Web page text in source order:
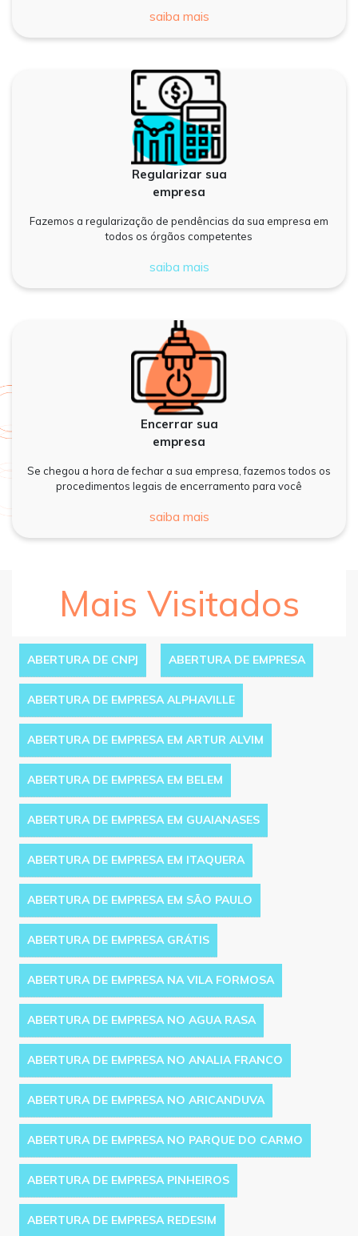
saiba mais
Regularizar sua
empresa
Fazemos a regularização de pendências da sua empresa em
todos os órgãos competentes
saiba mais
Encerrar sua
empresa
Se chegou a hora de fechar a sua empresa, fazemos todos os
procedimentos legais de encerramento para você
saiba mais
Mais Visitados
ABERTURA DE CNPJ ABERTURA DE EMPRESA
ABERTURA DE EMPRESA ALPHAVILLE
ABERTURA DE EMPRESA EM ARTUR ALVIM
ABERTURA DE EMPRESA EM BELEM
ABERTURA DE EMPRESA EM GUAIANASES
ABERTURA DE EMPRESA EM ITAQUERA
ABERTURA DE EMPRESA EM SÃO PAULO
ABERTURA DE EMPRESA GRÁTIS
ABERTURA DE EMPRESA NA VILA FORMOSA
ABERTURA DE EMPRESA NO AGUA RASA
ABERTURA DE EMPRESA NO ANALIA FRANCO
ABERTURA DE EMPRESA NO ARICANDUVA
ABERTURA DE EMPRESA NO PARQUE DO CARMO
ABERTURA DE EMPRESA PINHEIROS
ABERTURA DE EMPRESA REDESIM